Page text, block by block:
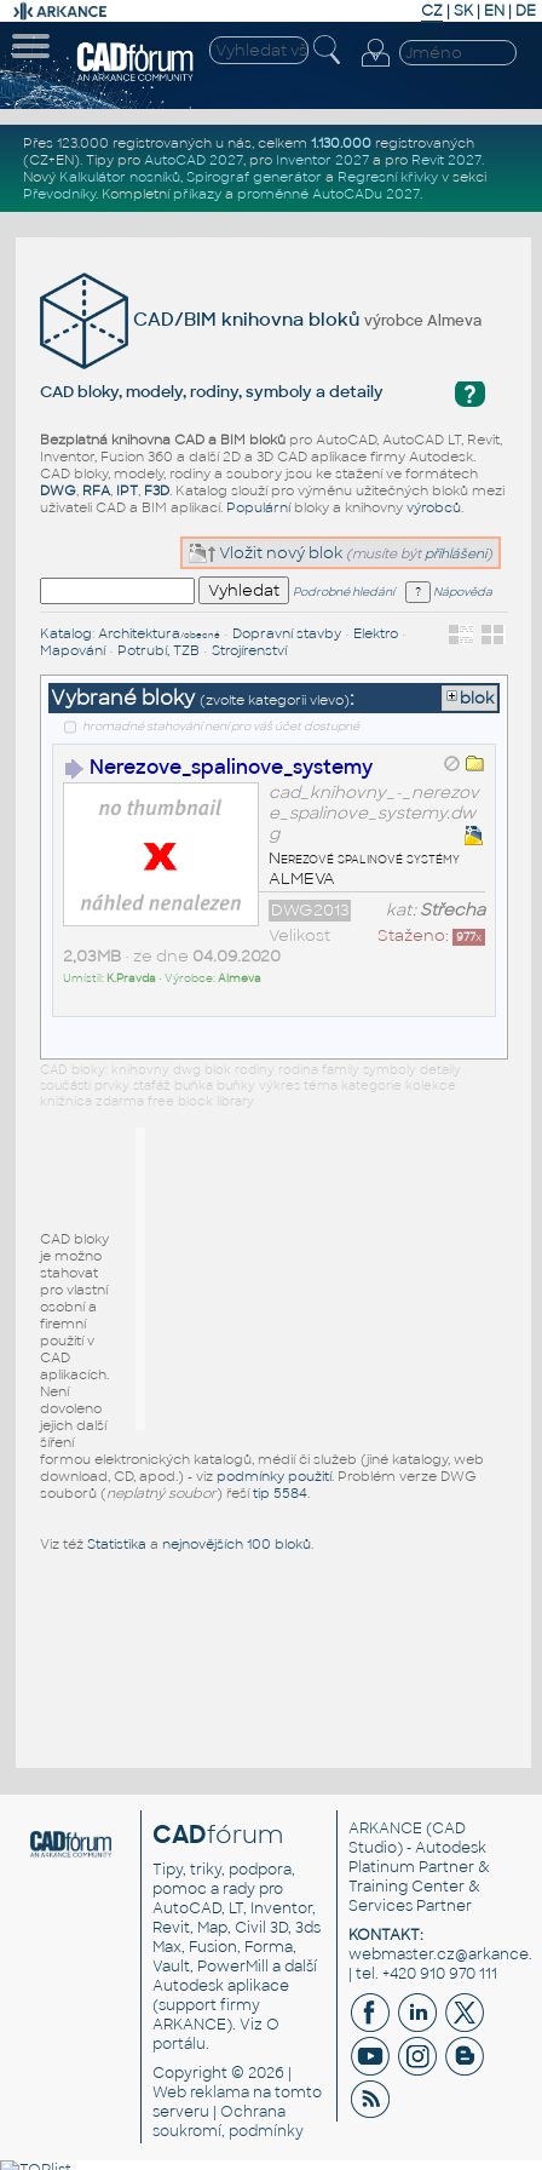
CZ | SK| EN | DE
Přes 123.000 registrovaných u nás, celkem 1.130.000registrovaných
(CZ+EN). Tipy pro AutoCAD 2027, pro Inventor 2027a pro Revit 2027.
Nový Kalkulátor nosníků, Spirograf generátor a Regresní křivkyv sekci
Převodníky. Kompletní příkazya proměnné AutoCADu 2027.
CAD/BIM knihovna blokůvýrobce Almeva
?
CAD bloky, modely, rodiny, symboly a detaily
Bezplatná knihovna CAD a BIM blokůpro AutoCAD, AutoCAD LT, Revit,
Inventor, Fusion 360 a další 2D a 3D CAD aplikace firmy Autodesk.
CAD bloky, modely, rodiny a soubory jsou ke stažení ve formátech
DWG, RFA, IPT, F3D. Katalog slouží pro výměnu užitečných bloků mezi
uživateli CAD a BIM aplikací. Populárníbloky a knihovny výrobců.
Vložit nový blok (musíte být přihlášeni)
Podrobné hledání Nápověda
Katalog: Architektura/obecné• Dopravní stavby• Elektro•
Mapování• Potrubí, TZB • Strojírenství
Vybrané bloky (zvolte kategorii vlevo): blok
hromadné stahování není pro váš účet dostupné
Nerezove_spalinove_systemy
cad_knihovny_-_nerezov
e_spalinove_systemy.dw
g
Nerezové spalinové systémy
ALMEVA
kat:Střecha
DWG2013
Staženo: 977x
Velikost
2,03MB• ze dne 04.09.2020
Umístil: K.Pravda • Výrobce:Almeva
CAD bloky: knihovny dwg blok rodiny rodina family symboly detaily
součásti prvky stafáž buňka buňky výkres téma kategorie kolekce
knižnica zdarma free block library
CAD bloky
je možno
stahovat
pro vlastní
osobní a
firemní
použití v
CAD
aplikacích.
Není
dovoleno
jejich další
šíření
formou elektronických katalogů, médií či služeb (jiné katalogy, web
download, CD, apod.) - viz podmínky použití. Problém verze DWG
souborů (neplatný soubor) řešítip 5584.
Viz též Statistika a nejnovějších 100 bloků.
CADfórum
Tipy, triky, podpora,
pomoc a rady pro
AutoCAD, LT, Inventor,
Revit, Map, Civil 3D, 3ds
Max, Fusion, Forma,
Vault, PowerMill a další
Autodesk aplikace
(support firmy
ARKANCE). VizO
portálu.
Copyright © 2026 |
Web reklama na tomto
serveru |Ochrana
soukromí, podmínky
ARKANCE (CAD
Studio) - Autodesk
Platinum Partner &
Training Center &
Services Partner
KONTAKT:
| tel. +420 910 970 111